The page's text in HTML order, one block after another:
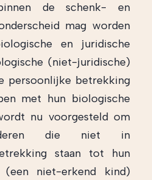
de schenk- en
mag worden
en juridische
(niet-juridische)
persoonlijke betrekking
met hun biologische
nu voorgesteld om
die niet in
staan tot hun
(een niet-erkend kind)